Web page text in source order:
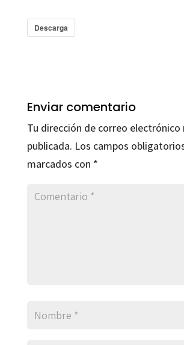
Descarga
Enviar comentario
Tu dirección de correo electrónico
publicada. Los campos
marcados con *